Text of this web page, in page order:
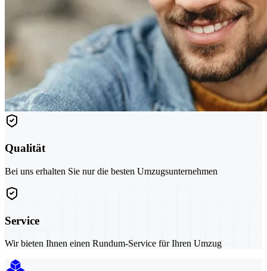
Qualität
Bei uns erhalten Sie nur die besten Umzugsunternehmen
Service
Wir bieten Ihnen einen Rundum-Service für Ihren Umzug